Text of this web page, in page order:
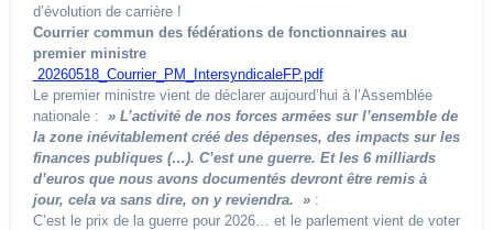
d’évolution de carrière !
Courrier commun des fédérations de fonctionnaires au
premier ministre
20260518_Courrier_PM_IntersyndicaleFP.pdf
Le premier ministre vient de déclarer aujourd’hui à l’Assemblée
nationale : » L’activité de nos forces armées sur l’ensemble de
la zone inévitablement créé des dépenses, des impacts sur les
finances publiques (…). C’est une guerre. Et les 6 milliards
d’euros que nous avons documentés devront être remis à
jour, cela va sans dire, on y reviendra. » :
C’est le prix de la guerre pour 2026… et le parlement vient de voter